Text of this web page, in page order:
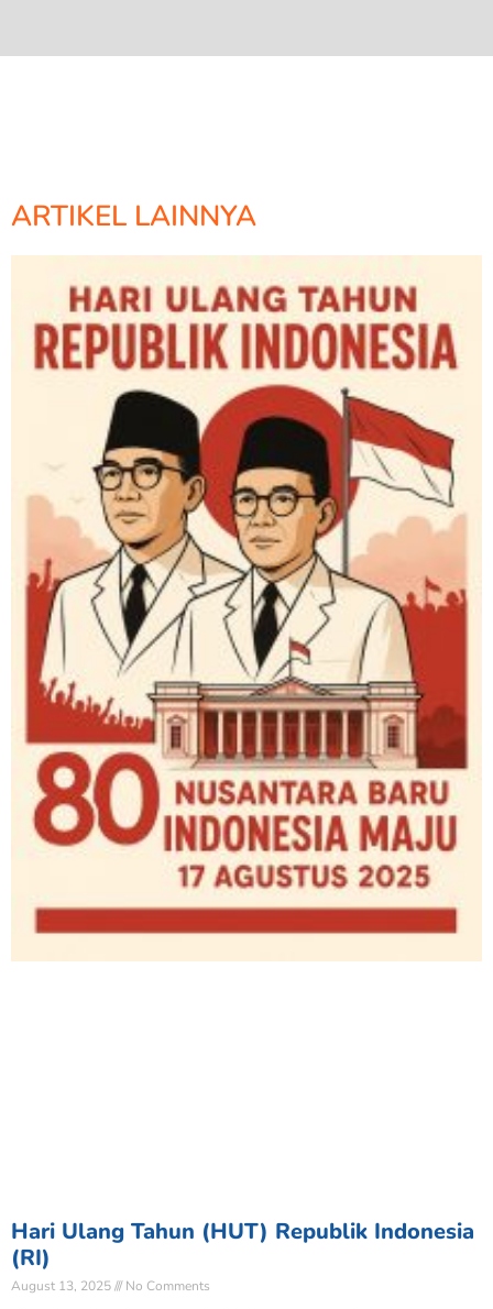
ARTIKEL LAINNYA
Hari Ulang Tahun (HUT) Republik Indonesia
(RI)
August 13, 2025 No Comments